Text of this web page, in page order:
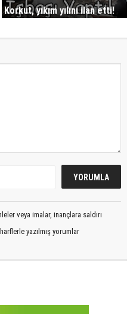
Korkut, yıkım yılını ilan etti!
veya imalar, inançlara saldırı
yazılmış yorumlar